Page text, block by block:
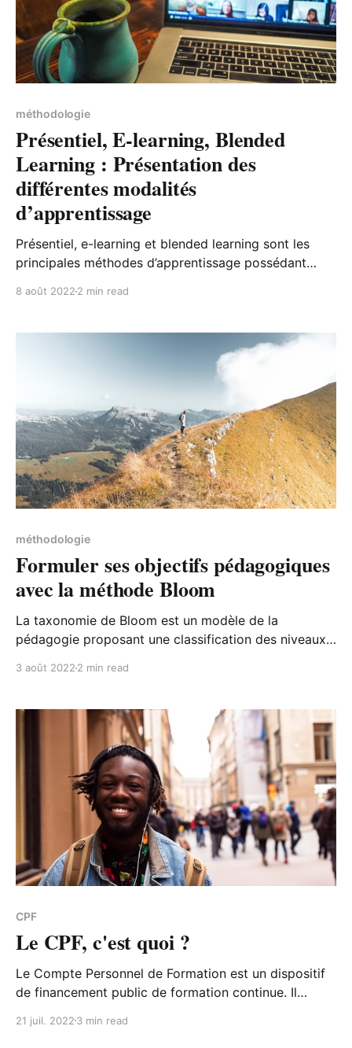
méthodologie
Présentiel, E-learning, Blended
Learning : Présentation des
différentes modalités
d’apprentissage
Présentiel, e-learning et blended learning sont les
principales méthodes d’apprentissage possédant
8 août 2022 2 min read
méthodologie
Formuler ses objectifs pédagogiques
avec la méthode Bloom
La taxonomie de Bloom est un modèle de la
pédagogie proposant une classification des niveaux
3 août 2022 2 min read
CPF
Le CPF, c'est quoi ?
Le Compte Personnel de Formation est un dispositif
de financement public de formation continue. Il
ans.
21 juil. 2022 3 min read